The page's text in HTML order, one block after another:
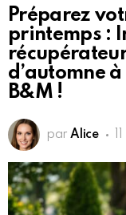
Préparez
printemps :
d’automne
B&M !
par Alice